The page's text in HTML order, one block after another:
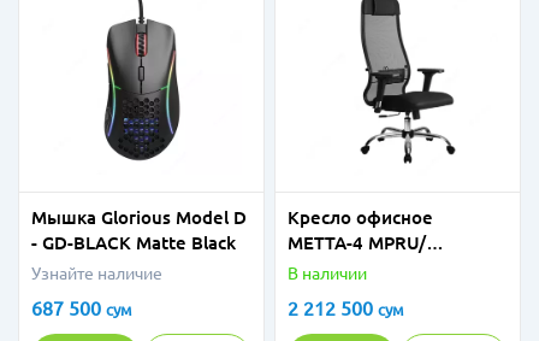
Мышка Glorious Model D
- GD-BLACK Matte Black
Узнайте наличие
687 500 сум
Кресло офисное
МЕТТА-4 MPRU/
подл.131/осн.003
CSx-25 Черный
В наличии
2 212 500 сум